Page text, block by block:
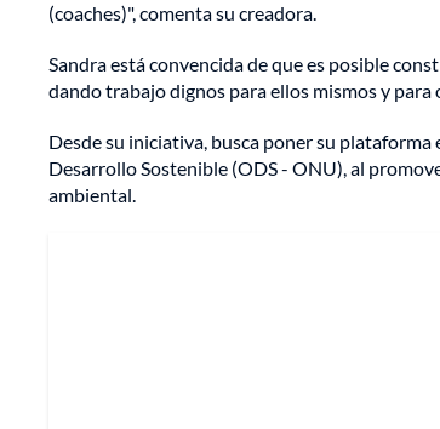
(coaches)", comenta su creadora.
Sandra está convencida de que es posible
dando trabajo dignos para ellos mismos y para
Desde su iniciativa, busca poner su
Desarrollo Sostenible (ODS - ONU), al
ambiental.